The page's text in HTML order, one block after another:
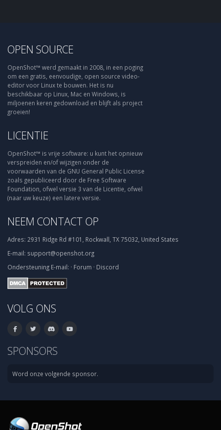
OPEN SOURCE
OpenShot™ werd gemaakt in 2008, in een poging
om een gratis, eenvoudige, open source video-
editor voor Linux te bouwen. Het is nu
beschikbaar op Linux, Mac en Windows, is
miljoenen keren gedownload en blijft als project
groeien!
LICENTIE
OpenShot™ is vrije software: u kunt het opnieuw
verspreiden en/of wijzigen onder de
voorwaarden van de GNU General Public License
zoals gepubliceerd door de Free Software
Foundation, ofwel versie 3 van de Licentie, ofwel
(naar uw keuze) een latere versie.
NEEM CONTACT OP
Adres: 2931 Ridge Rd #101, Rockwall, TX 75032, United States
E-mail: support@openshot.org
Ondersteuning E-mail: · Forum · Discord
VOLG ONS
SPONSORS
Word onze volgende sponsor.